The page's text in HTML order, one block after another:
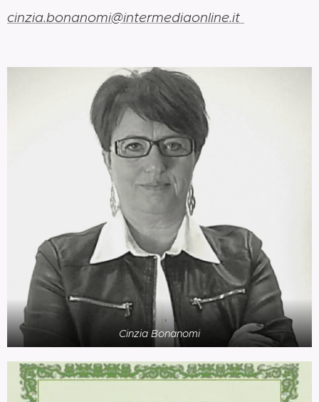
cinzia.bonanomi@intermediaonline.it
Cinzia Bonanomi